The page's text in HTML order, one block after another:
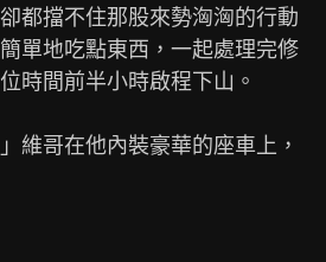
都擋不住那股來勢洶洶的行動
單地吃點東西，一起處理完修
時間前半小時啟程下山。
維哥在他內裝豪華的座車上，